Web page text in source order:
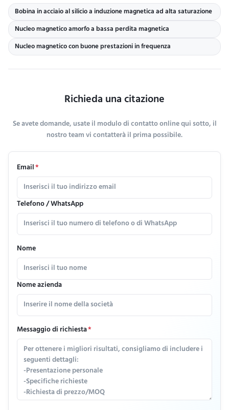
Bobina in acciaio al silicio a induzione magnetica ad alta saturazione
Nucleo magnetico amorfo a bassa perdita magnetica
Nucleo magnetico con buone prestazioni in frequenza
Richieda una citazione
Se avete domande, usate il modulo di contatto online qui sotto, il
nostro team vi contatterà il prima possibile.
Email*
Telefono / WhatsApp
Nome
Nome azienda
Messaggio di richiesta*